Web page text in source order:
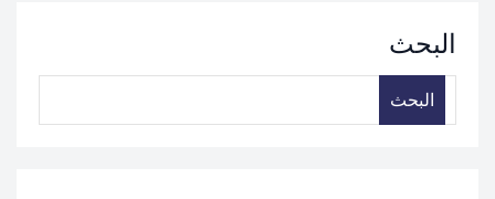
البحث
البحث